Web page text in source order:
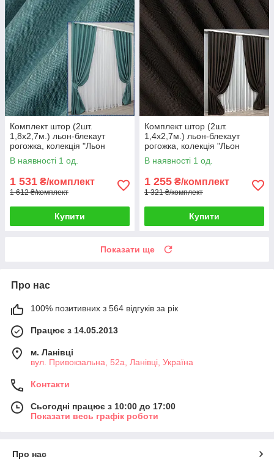
Комплект штор (2шт.
1,8х2,7м.) льон-блекаут
рогожка, колекція "Льон
Мішковина". Колір бірюзовий.
Код 511ш 39-992
В наявності 1 од.
1 531 ₴/комплект
1 612 ₴/комплект
Купити
Комплект штор (2шт.
1,4х2,7м.) льон-блекаут
рогожка, колекція "Льон
Мішковина". Колір венге. Код
1180ш 39-173
В наявності 1 од.
1 255 ₴/комплект
1 321 ₴/комплект
Купити
Показати ще
Про нас
100% позитивних з 564 відгуків за рік
Працює з 14.05.2013
м. Ланівці
вул. Привокзальна, 52а, Ланівці, Україна
Контакти
Сьогодні працює з 10:00 до 17:00
Показати весь графік роботи
Про нас